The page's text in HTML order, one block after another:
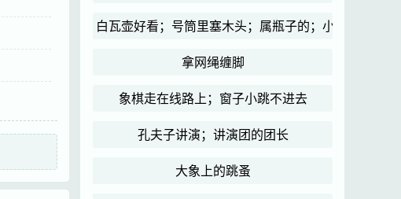
白瓦壶好看；号筒里塞木头；属瓶子的；小和尚念经
拿网绳缠脚
象棋走在线路上；窗子小跳不进去
孔夫子讲演；讲演团的团长
大象上的跳蚤